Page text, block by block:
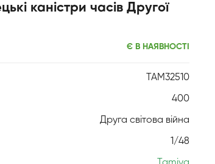
каністри часів Другої
Є В НАЯВНОСТІ
TAM32510
400
Друга світова війна
1/48